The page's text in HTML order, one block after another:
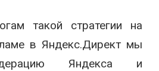
такой стратегии на
в Яндекс.Директ мы
Яндекса и